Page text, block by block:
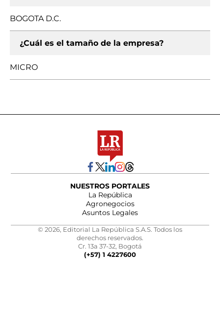
BOGOTA D.C.
¿Cuál es el tamaño de la empresa?
MICRO
NUESTROS PORTALES
La República
Agronegocios
Asuntos Legales
© 2026, Editorial La República S.A.S. Todos los
derechos reservados.
Cr. 13a 37-32, Bogotá
(+57) 1 4227600